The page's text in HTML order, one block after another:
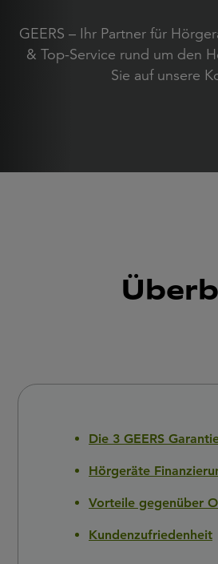
GEERS – Ihr Partner für
& Top-Service rund um den
Sie auf unsere
Die 3 GEERS
Hörgeräte
Vorteile gegenüber
Kundenzufriedenheit